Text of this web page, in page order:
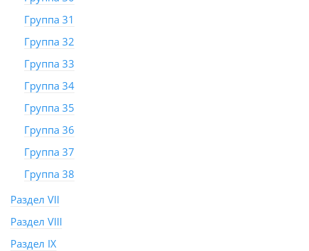
Группа 31
Группа 32
Группа 33
Группа 34
Группа 35
Группа 36
Группа 37
Группа 38
Раздел VII
Раздел VIII
Раздел IX